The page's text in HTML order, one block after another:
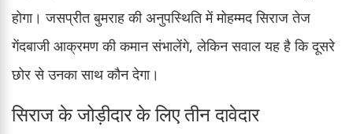
होगा। जसप्रीत बुमराह की अनुपस्थिति में मोहम्मद सिराज तेज
गेंदबाजी आक्रमण की कमान संभालेंगे, लेकिन सवाल यह है कि दूसरे
छोर से उनका साथ कौन देगा।
सिराज के जोड़ीदार के लिए तीन दावेदार